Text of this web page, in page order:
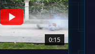
0:15